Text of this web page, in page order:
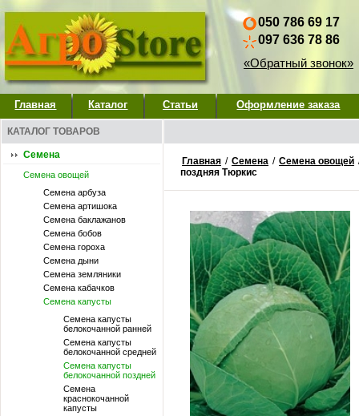
050 786 69 17
097 636 78 86
«Обратный звонок»
Главная Каталог Статьи Оформление заказа
КАТАЛОГ ТОВАРОВ
Семена
Семена овощей
Семена арбуза
Семена артишока
Семена баклажанов
Семена бобов
Семена гороха
Семена дыни
Семена земляники
Семена кабачков
Семена капусты
Семена капусты
белокочанной ранней
Семена капусты
белокочанной средней
Семена капусты
белокочанной поздней
Семена
краснокочанной
капусты
Главная / Семена / Семена овощей
поздняя Тюркис